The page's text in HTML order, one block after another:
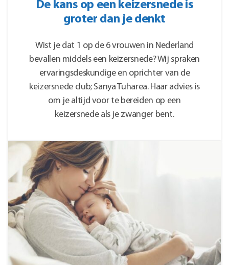
De kans op een keizersnede is
groter dan je denkt
Wist je dat 1 op de 6 vrouwen in Nederland
bevallen middels een keizersnede? Wij spraken
ervaringsdeskundige en oprichter van de
keizersnede club; Sanya Tuharea. Haar advies is
om je altijd voor te bereiden op een
keizersnede als je zwanger bent.